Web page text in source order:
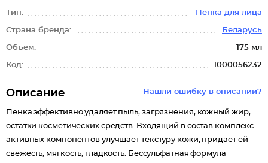
Тип: Пенка для лица
Страна бренда: Беларусь
Объем: 175 мл
Код: 1000056232
Нашли ошибку в описании?
Описание
Пенка эффективно удаляет пыль, загрязнения, кожный жир,
остатки косметических средств. Входящий в состав комплекс
активных компонентов улучшает текстуру кожи, придает ей
свежесть, мягкость, гладкость. Бессульфатная формула